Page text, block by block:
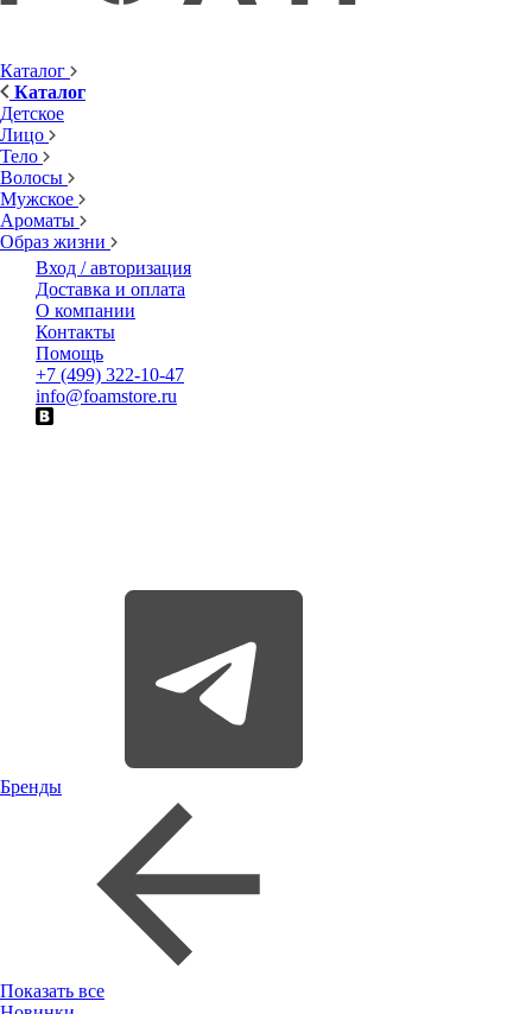
Каталог
Каталог
Детское
Лицо
Тело
Волосы
Мужское
Ароматы
Образ жизни
Вход / авторизация
Доставка и оплата
О компании
Контакты
Помощь
+7 (499) 322-10-47
info@foamstore.ru
Бренды
Показать все